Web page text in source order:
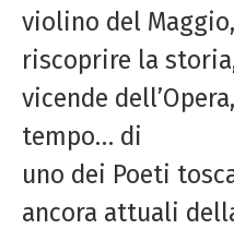
violino del
riscoprire la
vicende
tempo… di
uno dei Poeti
ancora attuali